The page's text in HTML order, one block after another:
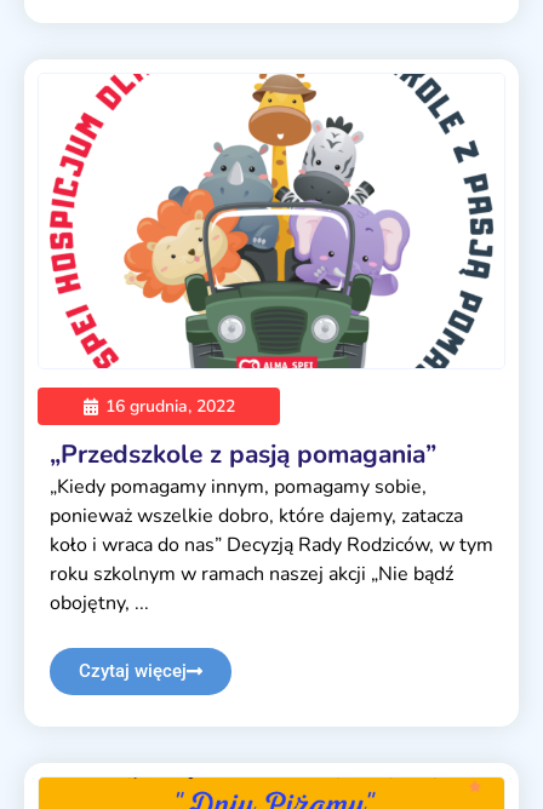
16 grudnia, 2022
„Przedszkole z pasją pomagania”
„Kiedy pomagamy innym, pomagamy sobie,
ponieważ wszelkie dobro, które dajemy, zatacza
koło i wraca do nas” Decyzją Rady Rodziców, w tym
roku szkolnym w ramach naszej akcji „Nie bądź
obojętny, ...
Czytaj więcej